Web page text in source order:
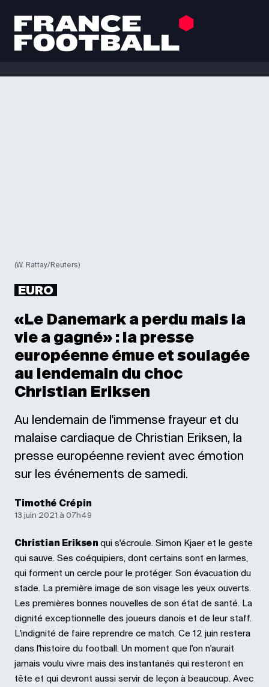
(W. Rattay/Reuters)
EURO
«Le Danemark a perdu mais la
vie a gagné» : la presse
européenne émue et soulagée
au lendemain du choc
Christian Eriksen
Au lendemain de l'immense frayeur et du
malaise cardiaque de Christian Eriksen, la
presse européenne revient avec émotion
sur les événements de samedi.
Timothé Crépin
13 juin 2021 à 07h49
Christian Eriksen qui s'écroule. Simon Kjaer et le geste
qui sauve. Ses coéquipiers, dont certains sont en larmes,
qui forment un cercle pour le protéger. Son évacuation du
stade. La première image de son visage les yeux ouverts.
Les premières bonnes nouvelles de son état de santé. La
dignité exceptionnelle des joueurs danois et de leur staff.
L'indignité de faire reprendre ce match. Ce 12 juin restera
dans l'histoire du football. Un moment que l'on n'aurait
jamais voulu vivre mais des instantanés qui resteront en
tête et qui devront aussi servir de leçon à beaucoup. Avec